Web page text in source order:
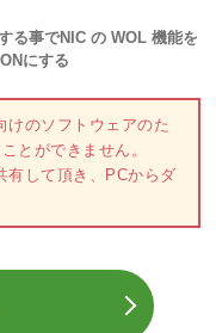
る事でNIC の WOL 機能を
にする
けのソフトウェアのた
とができません。
有して頂き、PCからダ